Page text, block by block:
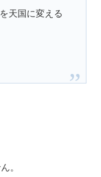
天国に変える
。